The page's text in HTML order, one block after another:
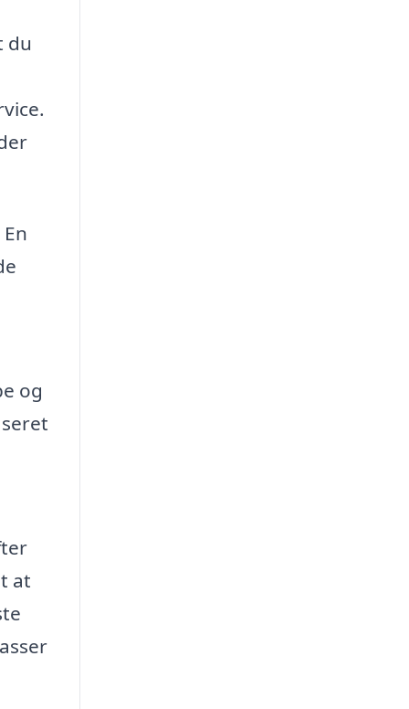
du
og
at